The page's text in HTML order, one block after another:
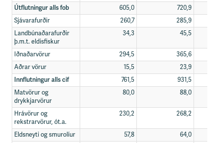
Útflutningur alls fob
605,0
720,9
Sjávarafurðir
260,7
285,9
Landbúnaðarafurðir
þ.m.t. eldisfiskur
34,3 45,5
Iðnaðarvörur 294,5
365,6
Aðrar vörur
15,5
23,9
Innflutningur alls cif
761,5
931,5
Matvörur og
drykkjarvörur
80,0 88,0
Hrávörur og
rekstrarvörur, ót.a.
230,2 268,2
Eldsneyti og smurolíur 57,8
64,0